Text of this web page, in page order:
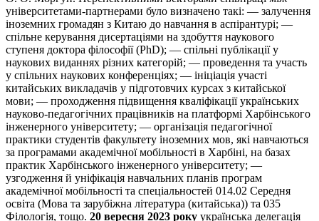
університетами-партнерами було визначено такі: — залучення
іноземних громадян з Китаю до навчання в аспірантурі; —
спільне керування дисертаціями на здобуття наукового
ступеня доктора філософії (PhD); — спільні публікації у
наукових виданнях різних категорій; — проведення та участь
у спільних наукових конференціях; — ініціація участі
китайських викладачів у підготовчих курсах з китайської
мови; — проходження підвищення кваліфікації українських
науково-педагогічних працівників на платформі Харбінського
інженерного університету; — організація педагогічної
практики студентів факультету іноземних мов, які навчаються
за програмами академічної мобільності в Харбіні, на базах
практик Харбінського інженерного університету; —
узгодження й уніфікація навчальних планів програм
академічної мобільності та спеціальностей 014.02 Середня
освіта (Мова та зарубіжна література (китайська)) та 035
Філологія, тощо. 20 вересня 2023 року українська делегація